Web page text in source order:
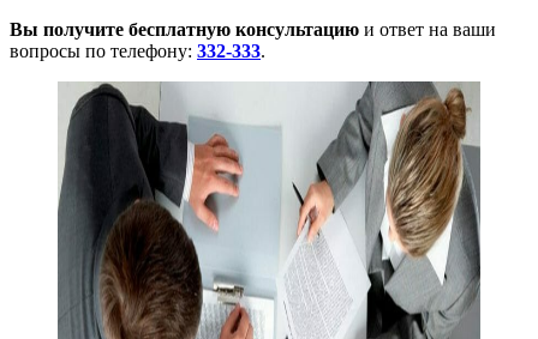
Вы получите бесплатную консультацию и ответ на ваши
вопросы по телефону: 332-333.